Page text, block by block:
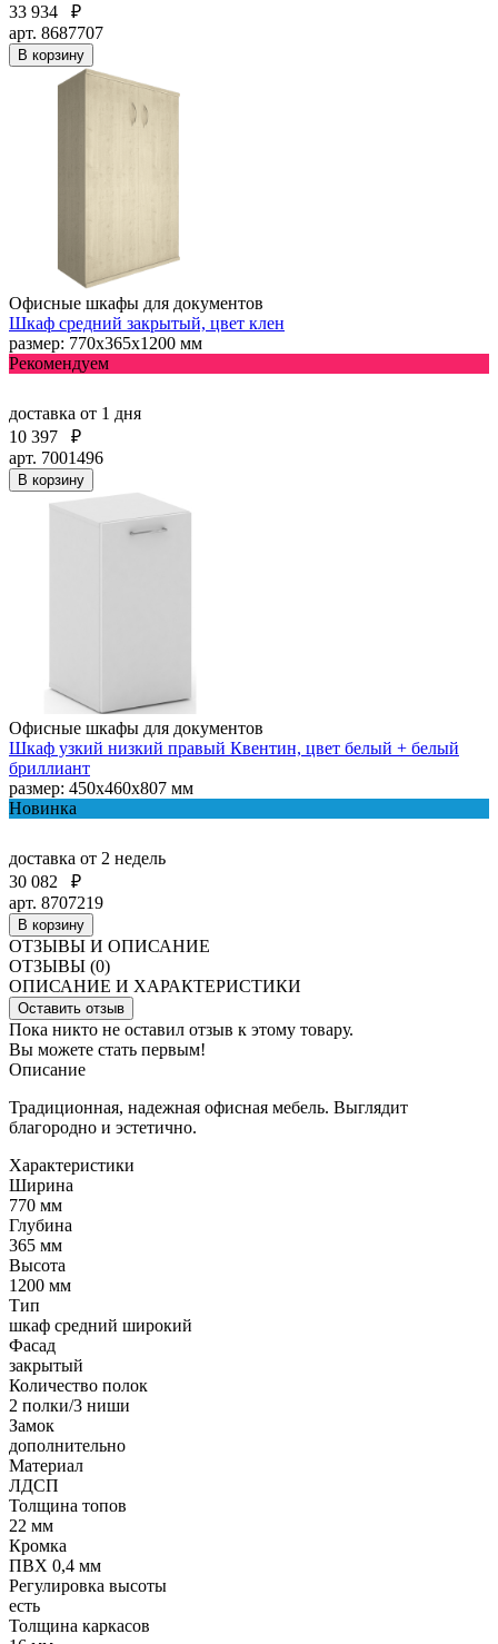
33 934
₽
арт. 8687707
В корзину
Офисные шкафы для документов
Шкаф средний закрытый, цвет клен
размер: 770х365х1200 мм
Рекомендуем
доставка от 1 дня
10 397
₽
арт. 7001496
В корзину
Офисные шкафы для документов
Шкаф узкий низкий правый Квентин, цвет белый + белый
бриллиант
размер: 450х460х807 мм
Новинка
доставка от 2 недель
30 082
₽
арт. 8707219
В корзину
ОТЗЫВЫ И ОПИСАНИЕ
ОТЗЫВЫ (0)
ОПИСАНИЕ И ХАРАКТЕРИСТИКИ
Оставить отзыв
Пока никто не оставил отзыв к этому товару.
Вы можете стать первым!
Описание
Традиционная, надежная офисная мебель. Выглядит
благородно и эстетично.
Характеристики
Ширина
770 мм
Глубина
365 мм
Высота
1200 мм
Тип
шкаф средний широкий
Фасад
закрытый
Количество полок
2 полки/3 ниши
Замок
дополнительно
Материал
ЛДСП
Толщина топов
22 мм
Кромка
ПВХ 0,4 мм
Регулировка высоты
есть
Толщина каркасов